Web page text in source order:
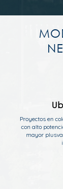
Proyectos en
con alto
mayor